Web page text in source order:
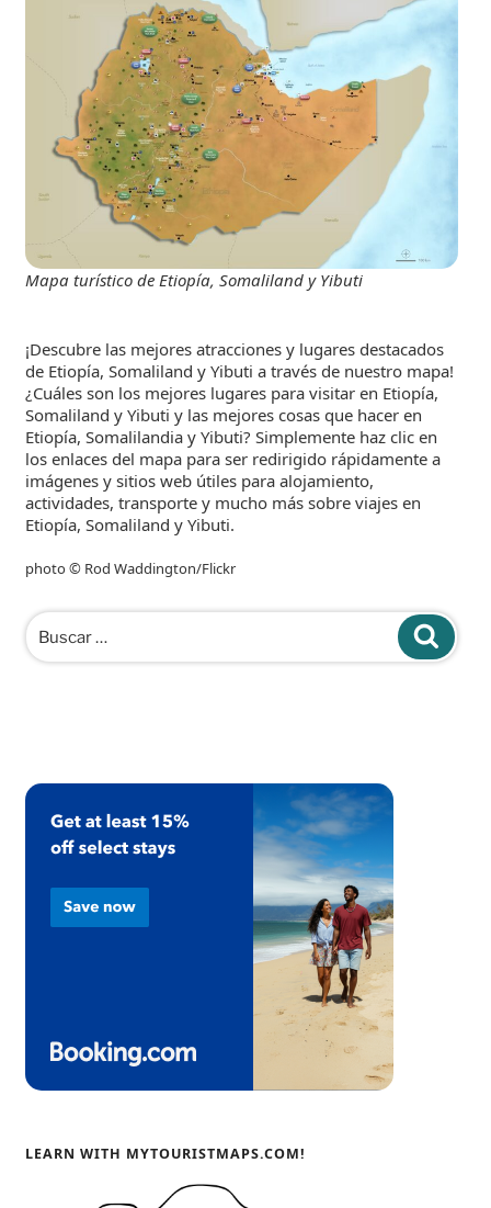
Mapa turístico de Etiopía, Somaliland y Yibuti
¡Descubre las mejores atracciones y lugares destacados
de Etiopía, Somaliland y Yibuti a través de nuestro mapa!
¿Cuáles son los mejores lugares para visitar en Etiopía,
Somaliland y Yibuti y las mejores cosas que hacer en
Etiopía, Somalilandia y Yibuti? Simplemente haz clic en
los enlaces del mapa para ser redirigido rápidamente a
imágenes y sitios web útiles para alojamiento,
actividades, transporte y mucho más sobre viajes en
Etiopía, Somaliland y Yibuti.
photo © Rod Waddington/Flickr
Buscar
por:
Buscar
LEARN WITH MYTOURISTMAPS.COM!